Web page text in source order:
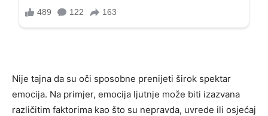
Nije tajna da su oči sposobne prenijeti širok spektar
emocija. Na primjer, emocija ljutnje može biti izazvana
različitim faktorima kao što su nepravda, uvrede ili osjećaj